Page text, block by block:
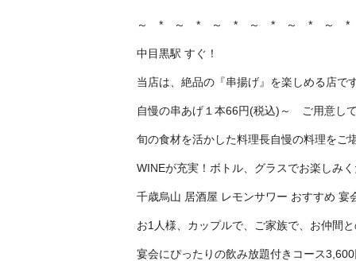
～ * ～ * ～ * ～ * ～ * ～
中目黒駅 すぐ！
当店は、絶品の『串揚げ』を楽しめる店で
自慢の串あげ１本66円(税込)～ ご用意し
旬の食材を活かした料理長自慢の料理をご
WINEが充実！ボトル、グラスでお楽しみ
千歳烏山 居酒屋 レモンサワー おすすめ 宴
お1人様、カップルで、ご家族で、お仲間
宴会にぴったりの飲み放題付きコース